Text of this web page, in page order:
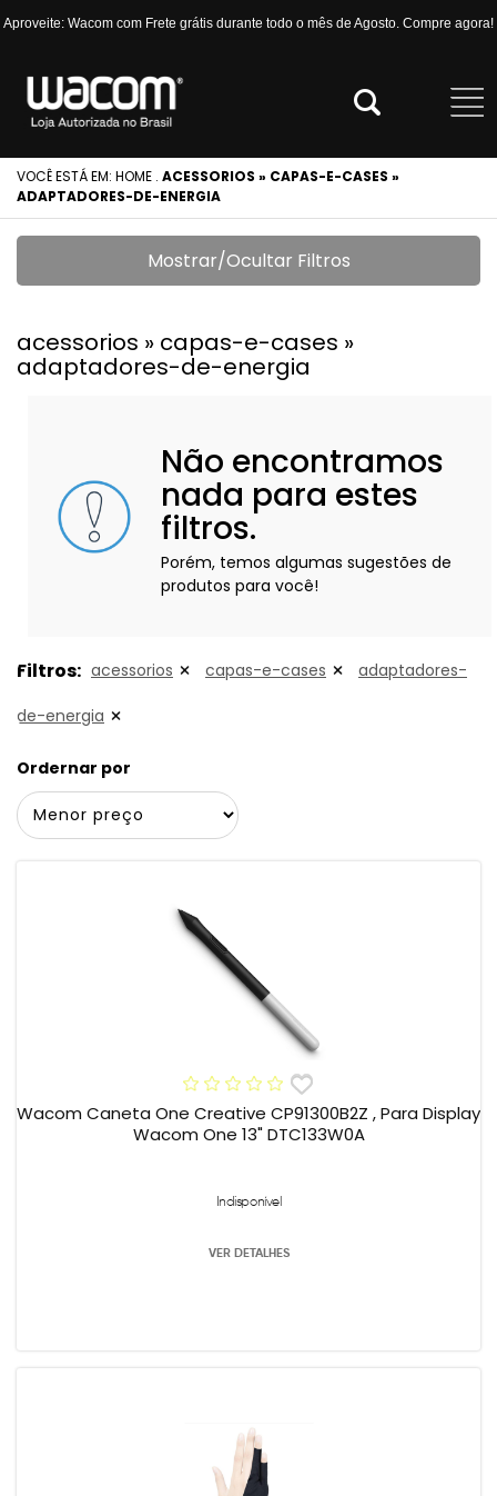
Aproveite: Wacom com Frete grátis durante todo o mês de Agosto. Compre agora!
VOCÊ ESTÁ EM: HOME . ACESSORIOS » CAPAS-E-CASES »
ADAPTADORES-DE-ENERGIA
Mostrar/Ocultar Filtros
acessorios » capas-e-cases »
adaptadores-de-energia
Não encontramos
nada para estes
filtros.
Porém, temos algumas sugestões de
produtos para você!
Filtros: acessorios capas-e-cases adaptadores-
de-energia
Ordernar por
Wacom Caneta One Creative CP91300B2Z , Para Display
Wacom One 13" DTC133W0A
Indisponível
VER DETALHES